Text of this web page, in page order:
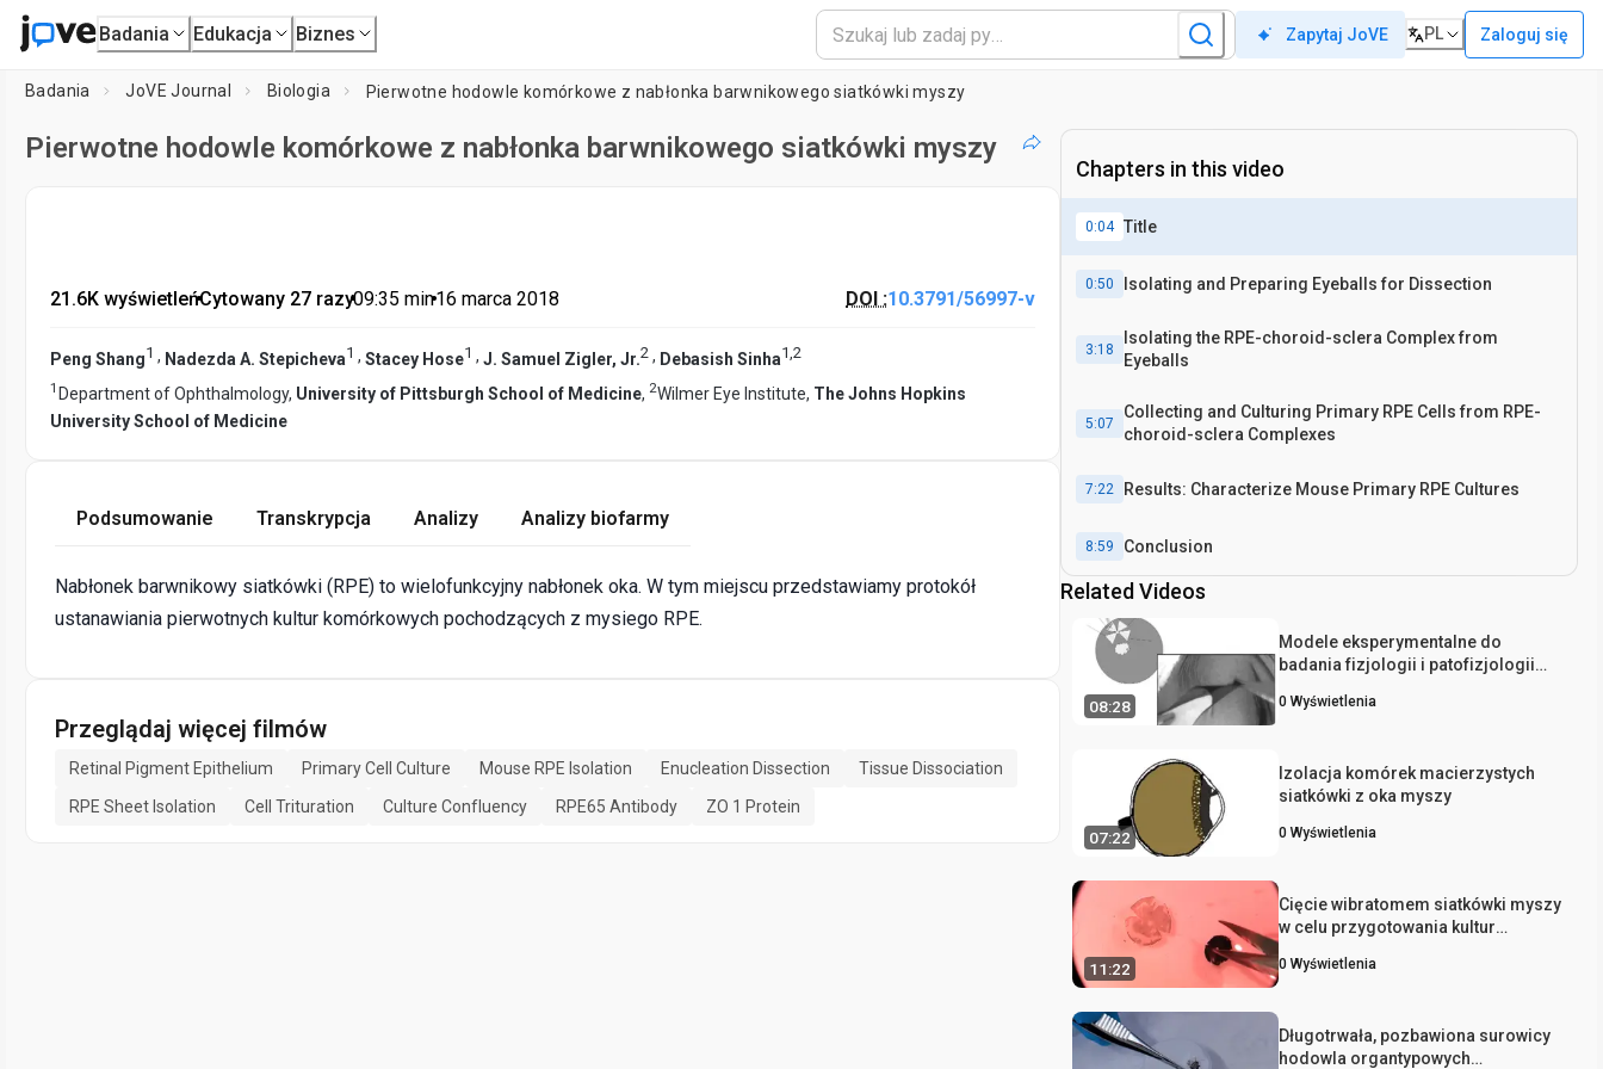
Badania Edukacja Biznes Zapytaj JoVE PL Zaloguj się
Badania JoVE Journal Biologia Pierwotne hodowle komórkowe z nabłonka barwnikowego siatkówki myszy
Pierwotne hodowle komórkowe z nabłonka barwnikowego siatkówki myszy
21.6K wyświetleń•Cytowany 27 razy•09:35 min•16 marca 2018 DOI :10.3791/56997-v
Peng Shang1 , Nadezda A. Stepicheva1 , Stacey Hose1 , J. Samuel Zigler, Jr.2 , Debasish Sinha1,2
1 Department of Ophthalmology, University of Pittsburgh School of Medicine, 2Wilmer Eye Institute, The Johns Hopkins
University School of Medicine
Podsumowanie Transkrypcja Analizy Analizy biofarmy
Nabłonek barwnikowy siatkówki (RPE) to wielofunkcyjny nabłonek oka. W tym miejscu przedstawiamy protokół
ustanawiania pierwotnych kultur komórkowych pochodzących z mysiego RPE.
Przeglądaj więcej filmów
Retinal Pigment Epithelium Primary Cell Culture Mouse RPE Isolation Enucleation Dissection
Tissue Dissociation
RPE Sheet Isolation
Cell Trituration Culture Confluency RPE65 Antibody ZO 1 Protein
Chapters in this video
0:04 Title
0:50 Isolating and Preparing Eyeballs for Dissection
3:18
Isolating the RPE-choroid-sclera Complex from
Eyeballs
5:07
Collecting and Culturing Primary RPE Cells from RPE-
choroid-sclera Complexes
7:22 Results: Characterize Mouse Primary RPE Cultures
8:59 Conclusion
Related Videos
08:28
Modele eksperymentalne do
badania fizjologii i patofizjologii
0 Wyświetlenia
07:22
Izolacja komórek macierzystych
siatkówki z oka myszy
0 Wyświetlenia
11:22
Cięcie wibratomem siatkówki myszy
w celu przygotowania kultur
0 Wyświetlenia
Długotrwała, pozbawiona surowicy
hodowla organtypowych